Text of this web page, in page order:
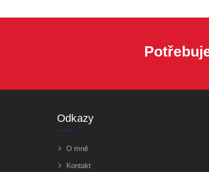
Odkazy
O mně
Kontakt